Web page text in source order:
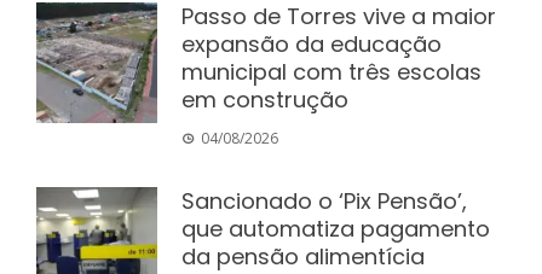
Passo de Torres vive a maior
expansão da educação
municipal com três escolas
em construção
04/08/2026
Sancionado o ‘Pix Pensão’,
que automatiza pagamento
da pensão alimentícia